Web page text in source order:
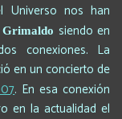
Universo nos han
siendo en
conexiones. La
en un concierto de
. En esa conexión
en la actualidad el